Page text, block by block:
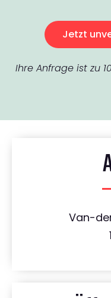
Jetzt
Ihre Anfrage ist zu
Van-